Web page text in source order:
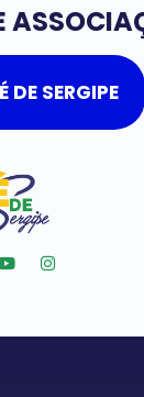
SERGIPE